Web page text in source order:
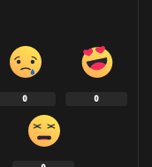
0
0